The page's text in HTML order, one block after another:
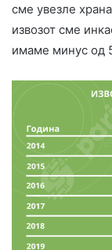
сме увезле
извозот сме
имаме минус од